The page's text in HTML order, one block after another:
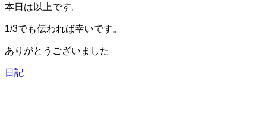
本日は以上です。
1/3でも伝われば幸いです。
ありがとうございました
日記